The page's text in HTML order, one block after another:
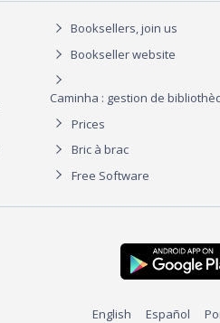
Booksellers, join us
Bookseller website
Caminha : gestion de
Prices
Bric à brac
Free Software
English Español